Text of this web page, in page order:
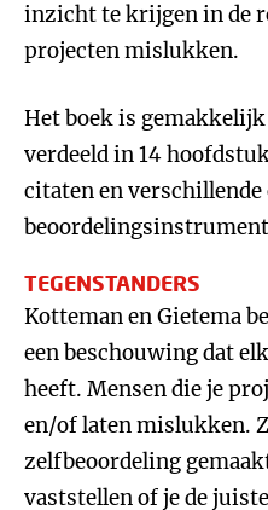
inzicht te krijgen in de
projecten mislukken.
Het boek is
verdeeld in 14
citaten en verschillende
TEGENSTANDERS
Kotteman en Gietema
een beschouwing dat
heeft. Mensen die je
en/of laten mislukken.
zelfbeoordeling
vaststellen of je de